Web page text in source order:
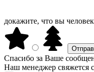
докажите, что вы
Спасибо за Ваше
Наш менеджер свяжется